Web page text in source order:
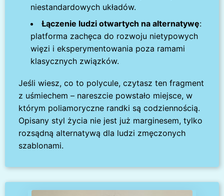
niestandardowych układów.
Łączenie ludzi otwartych na alternatywę:
platforma zachęca do rozwoju nietypowych
więzi i eksperymentowania poza ramami
klasycznych związków.
Jeśli wiesz, co to polycule, czytasz ten fragment
z uśmiechem – nareszcie powstało miejsce, w
którym poliamoryczne randki są codziennością.
Opisany styl życia nie jest już marginesem, tylko
rozsądną alternatywą dla ludzi zmęczonych
szablonami.